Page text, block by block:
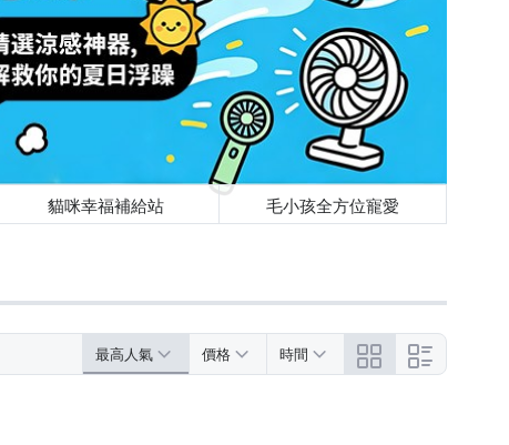
貓咪幸福補給站 毛小孩全方位寵愛
最高人氣 價格 時間